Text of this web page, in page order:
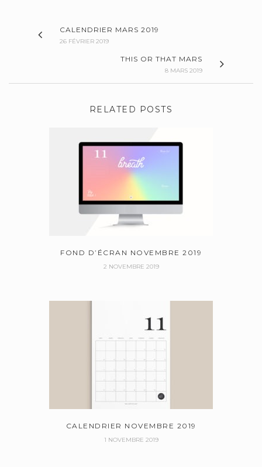
CALENDRIER MARS 2019
26 FÉVRIER 2019
THIS OR THAT MARS
8 MARS 2019
RELATED POSTS
FOND D’ÉCRAN NOVEMBRE 2019
2 NOVEMBRE 2019
CALENDRIER NOVEMBRE 2019
1 NOVEMBRE 2019